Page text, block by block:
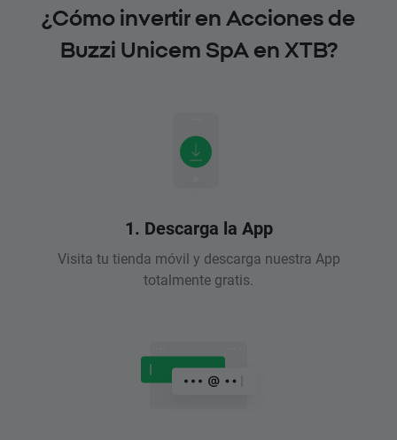
¿Cómo invertir en Acciones de
Buzzi Unicem SpA en XTB?
1. Descarga la App
Visita tu tienda móvil y descarga nuestra App
totalmente gratis.